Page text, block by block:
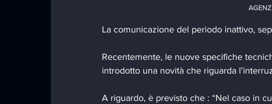
La comunicazione del periodo inattivo,
Recentemente, le nuove specifiche
introdotto una novità che riguarda
A riguardo, è previsto che : “Nel caso in